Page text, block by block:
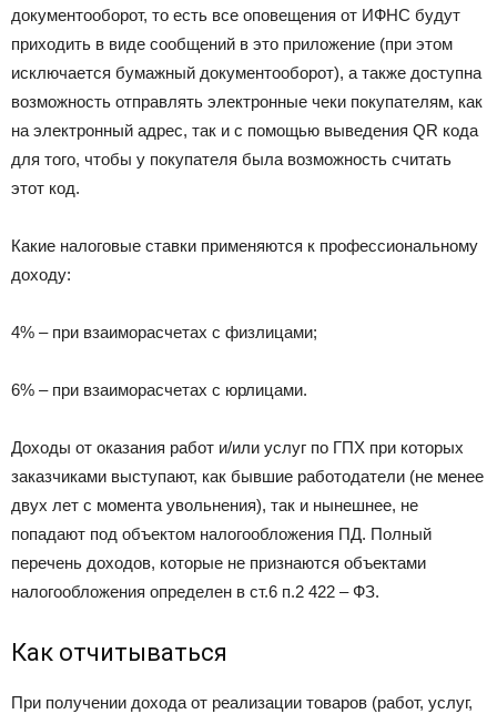
документооборот, то есть все оповещения от ИФНС будут
приходить в виде сообщений в это приложение (при этом
исключается бумажный документооборот), а также доступна
возможность отправлять электронные чеки покупателям, как
на электронный адрес, так и с помощью выведения QR кода
для того, чтобы у покупателя была возможность считать
этот код.
Какие налоговые ставки применяются к профессиональному
доходу:
4% – при взаиморасчетах с физлицами;
6% – при взаиморасчетах с юрлицами.
Доходы от оказания работ и/или услуг по ГПХ при которых
заказчиками выступают, как бывшие работодатели (не менее
двух лет с момента увольнения), так и нынешнее, не
попадают под объектом налогообложения ПД. Полный
перечень доходов, которые не признаются объектами
налогообложения определен в ст.6 п.2 422 – ФЗ.
Как отчитываться
При получении дохода от реализации товаров (работ, услуг,